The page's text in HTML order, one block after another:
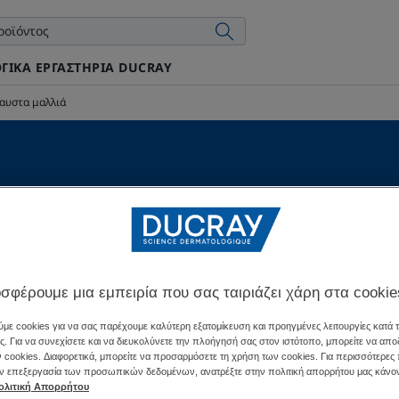
ΕΡΓΑΣΤΉΡΙΑ DUCRAY
μαλλιά
- Λεπτά και
τα μαλλιά γίνονται λιγότερο πυκνά, με λιγότερο
των μαλλιών. Ανακαλύψτε τη σειρά περιποίησης
και Ginseng) που βοηθά στην καταπολέμηση της
και στην αποκατάσταση του όγκου και του πάχους
μαλλιών σας.
μια εμπειρία που σας ταιριάζει χάρη στα
cookies για να σας παρέχουμε καλύτερη εξατομίκευση και προηγμένες λειτουργίες κατά
Για να συνεχίσετε και να διευκολύνετε την πλοήγησή σας στον ιστότοπο, μπορείτε να
Διαφορετικά, μπορείτε να προσαρμόσετε τη χρήση των cookies. Για περισσότερες
επεξεργασία των προσωπικών δεδομένων, ανατρέξτε στην πολιτική απορρήτου μας
Απορρήτου